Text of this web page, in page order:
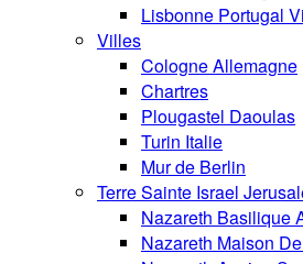
Lisbonne Portugal
Villes
Cologne Allemagne
Chartres
Plougastel Daoulas
Turin Italie
Mur de Berlin
Terre Sainte Israel
Nazareth Basilique
Nazareth Maison